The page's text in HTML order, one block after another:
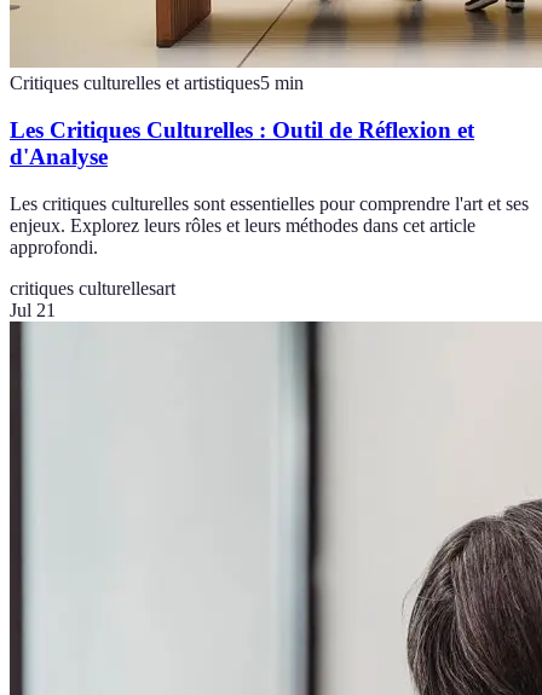
Critiques culturelles et artistiques5 min
Les Critiques Culturelles : Outil de Réflexion et
d'Analyse
Les critiques culturelles sont essentielles pour comprendre l'art et ses
enjeux. Explorez leurs rôles et leurs méthodes dans cet article
approfondi.
critiques culturellesart
Jul 21